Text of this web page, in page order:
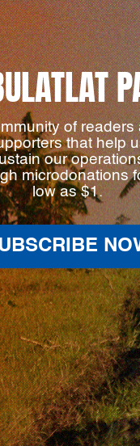
of readers
that help
our
microdonations
low as $1.